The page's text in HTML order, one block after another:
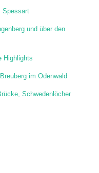
Spessart
und über den
Highlights
im Odenwald
Schwedenlöcher